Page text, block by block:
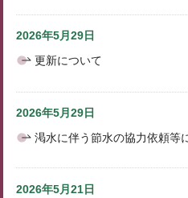
2026年5月29日
更新について
2026年5月29日
渇水に伴う節水の協力依頼等
2026年5月21日